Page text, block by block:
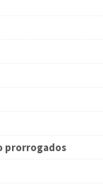
prorrogados